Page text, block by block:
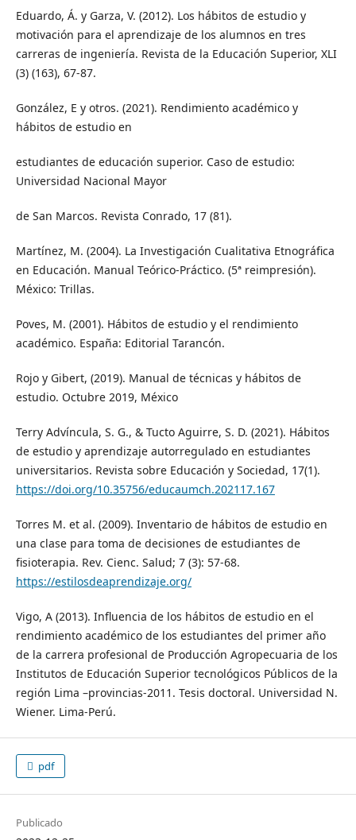
Eduardo, Á. y Garza, V. (2012). Los hábitos de estudio y
motivación para el aprendizaje de los alumnos en tres
carreras de ingeniería. Revista de la Educación Superior, XLI
(3) (163), 67-87.
González, E y otros. (2021). Rendimiento académico y
hábitos de estudio en
estudiantes de educación superior. Caso de estudio:
Universidad Nacional Mayor
de San Marcos. Revista Conrado, 17 (81).
Martínez, M. (2004). La Investigación Cualitativa Etnográfica
en Educación. Manual Teórico-Práctico. (5ª reimpresión).
México: Trillas.
Poves, M. (2001). Hábitos de estudio y el rendimiento
académico. España: Editorial Tarancón.
Rojo y Gibert, (2019). Manual de técnicas y hábitos de
estudio. Octubre 2019, México
Terry Advíncula, S. G., & Tucto Aguirre, S. D. (2021). Hábitos
de estudio y aprendizaje autorregulado en estudiantes
universitarios. Revista sobre Educación y Sociedad, 17(1).
https://doi.org/10.35756/educaumch.202117.167
Torres M. et al. (2009). Inventario de hábitos de estudio en
una clase para toma de decisiones de estudiantes de
fisioterapia. Rev. Cienc. Salud; 7 (3): 57-68.
https://estilosdeaprendizaje.org/
Vigo, A (2013). Influencia de los hábitos de estudio en el
rendimiento académico de los estudiantes del primer año
de la carrera profesional de Producción Agropecuaria de los
Institutos de Educación Superior tecnológicos Públicos de la
región Lima –provincias-2011. Tesis doctoral. Universidad N.
Wiener. Lima-Perú.
pdf
Publicado